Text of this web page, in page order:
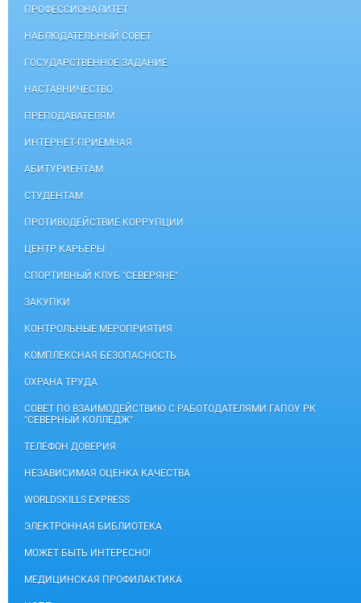
ПРОФЕССИОНАЛИТЕТ
НАБЛЮДАТЕЛЬНЫЙ СОВЕТ
ГОСУДАРСТВЕННОЕ ЗАДАНИЕ
НАСТАВНИЧЕСТВО
ПРЕПОДАВАТЕЛЯМ
ИНТЕРНЕТ-ПРИЕМНАЯ
АБИТУРИЕНТАМ
СТУДЕНТАМ
ПРОТИВОДЕЙСТВИЕ КОРРУПЦИИ
ЦЕНТР КАРЬЕРЫ
СПОРТИВНЫЙ КЛУБ "СЕВЕРЯНЕ"
ЗАКУПКИ
КОНТРОЛЬНЫЕ МЕРОПРИЯТИЯ
КОМПЛЕКСНАЯ БЕЗОПАСНОСТЬ
ОХРАНА ТРУДА
СОВЕТ ПО ВЗАИМОДЕЙСТВИЮ С РАБОТОДАТЕЛЯМИ ГАПОУ РК
"СЕВЕРНЫЙ КОЛЛЕДЖ"
ТЕЛЕФОН ДОВЕРИЯ
НЕЗАВИСИМАЯ ОЦЕНКА КАЧЕСТВА
WORLDSKILLS EXPRESS
ЭЛЕКТРОННАЯ БИБЛИОТЕКА
МОЖЕТ БЫТЬ ИНТЕРЕСНО!
МЕДИЦИНСКАЯ ПРОФИЛАКТИКА